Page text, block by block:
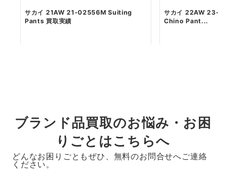
サカイ 21AW 21-02556M Suiting
Pants 買取実績
サカイ 22AW 23-
Chino Pant...
ブランド品買取のお悩み・お困
りごとはこちらへ
どんなお困りごともぜひ、無料のお問合せへご連絡
ください。